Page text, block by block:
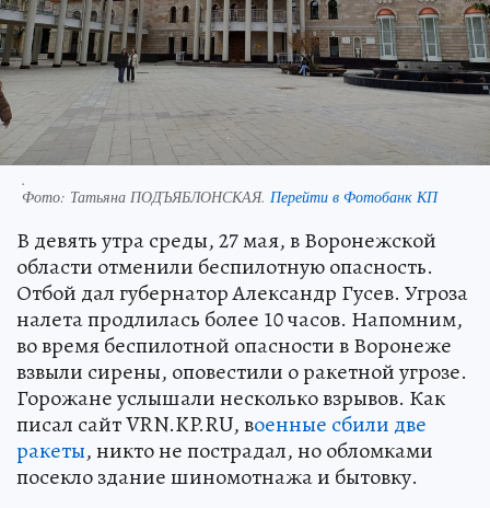
.
Фото: Татьяна ПОДЪЯБЛОНСКАЯ. Перейти в Фотобанк КП
В девять утра среды, 27 мая, в Воронежской
области отменили беспилотную опасность.
Отбой дал губернатор Александр Гусев. Угроза
налета продлилась более 10 часов. Напомним,
во время беспилотной опасности в Воронеже
взвыли сирены, оповестили о ракетной угрозе.
Горожане услышали несколько взрывов. Как
писал сайт VRN.KP.RU, военные сбили две
ракеты, никто не пострадал, но обломками
посекло здание шиномотнажа и бытовку.